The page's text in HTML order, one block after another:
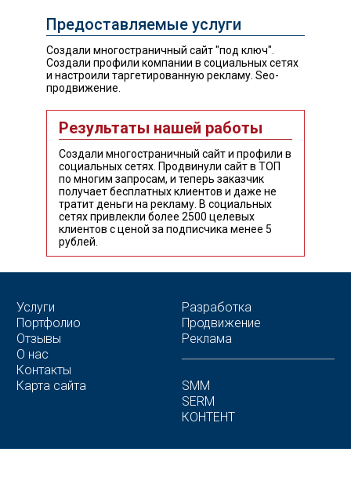
Предоставляемые услуги
Создали многостраничный сайт "под ключ".
Создали профили компании в социальных сетях
и настроили таргетированную рекламу. Seo-
продвижение.
Результаты нашей работы
Создали многостраничный сайт и профили в
социальных сетях. Продвинули сайт в ТОП
по многим запросам, и теперь заказчик
получает бесплатных клиентов и даже не
тратит деньги на рекламу. В социальных
сетях привлекли более 2500 целевых
клиентов с ценой за подписчика менее 5
рублей.
Услуги
Портфолио
Отзывы
О нас
Контакты
Карта сайта
Разработка
Продвижение
Реклама
SMM
SERM
КОНТЕНТ